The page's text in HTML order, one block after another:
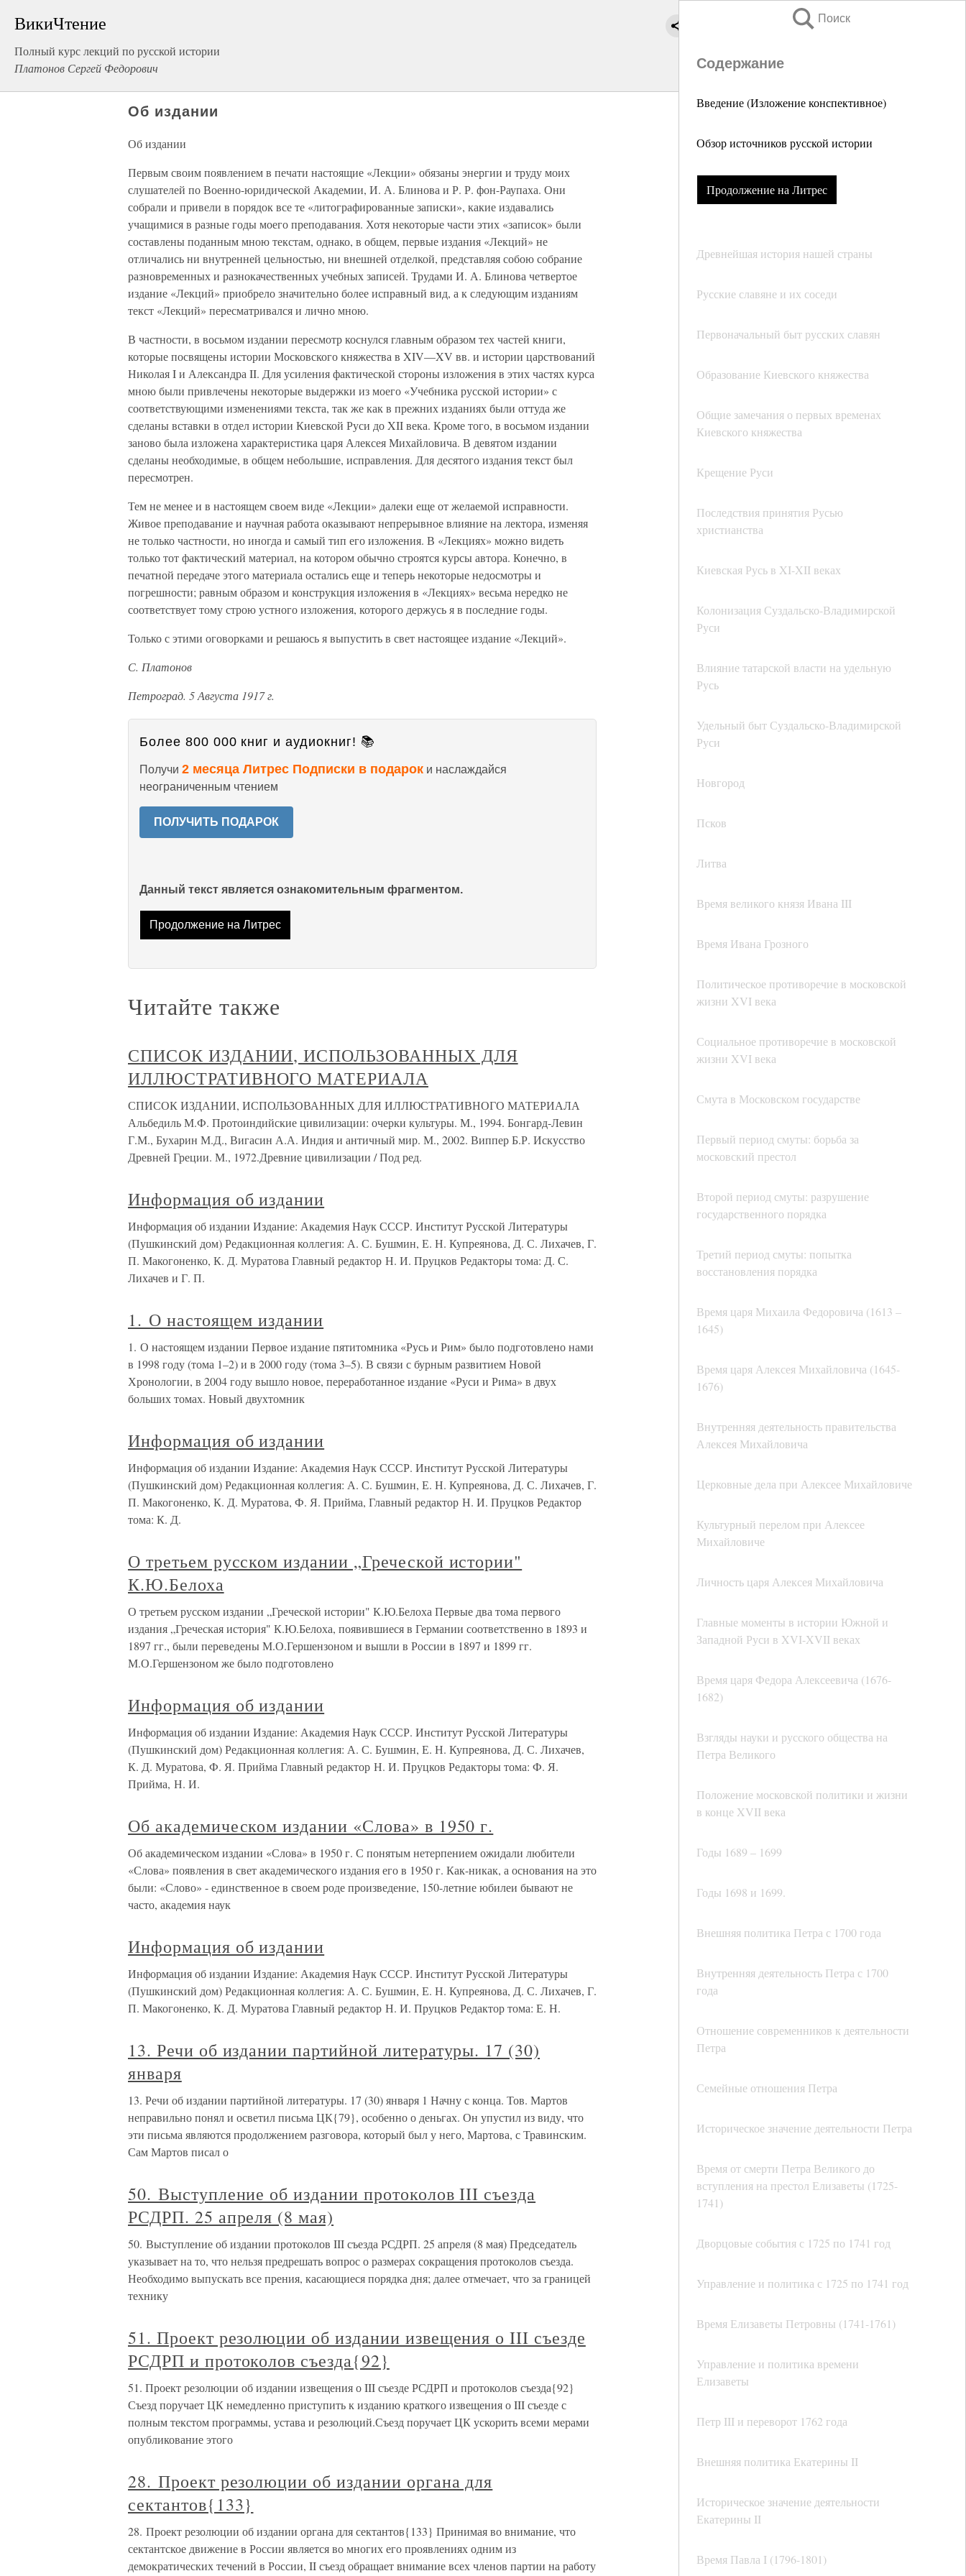
ВикиЧтение
Полный курс лекций по русской истории
Платонов Сергей Федорович
Поиск
Содержание
Введение (Изложение конспективное)
Обзор источников русской истории
Продолжение на Литрес
Древнейшая история нашей страны
Русские славяне и их соседи
Первоначальный быт русских славян
Образование Киевского княжества
Общие замечания о первых временах
Киевского княжества
Крещение Руси
Последствия принятия Русью
христианства
Киевская Русь в XI-XII веках
Колонизация Суздальско-Владимирской
Руси
Влияние татарской власти на удельную
Русь
Удельный быт Суздальско-Владимирской
Руси
Новгород
Псков
Литва
Время великого князя Ивана III
Время Ивана Грозного
Политическое противоречие в московской
жизни XVI века
Социальное противоречие в московской
жизни XVI века
Смута в Московском государстве
Первый период смуты: борьба за
московский престол
Второй период смуты: разрушение
государственного порядка
Третий период смуты: попытка
восстановления порядка
Время царя Михаила Федоровича (1613 –
1645)
Время царя Алексея Михайловича (1645-
1676)
Внутренняя деятельность правительства
Алексея Михайловича
Церковные дела при Алексее Михайловиче
Культурный перелом при Алексее
Михайловиче
Личность царя Алексея Михайловича
Главные моменты в истории Южной и
Западной Руси в XVI-XVII веках
Время царя Федора Алексеевича (1676-
1682)
Взгляды науки и русского общества на
Петра Великого
Положение московской политики и жизни
в конце XVII века
Годы 1689 – 1699
Годы 1698 и 1699.
Внешняя политика Петра с 1700 года
Внутренняя деятельность Петра с 1700
года
Отношение современников к деятельности
Петра
Семейные отношения Петра
Историческое значение деятельности Петра
Время от смерти Петра Великого до
вступления на престол Елизаветы (1725-
1741)
Дворцовые события с 1725 по 1741 год
Управление и политика с 1725 по 1741 год
Время Елизаветы Петровны (1741-1761)
Управление и политика времени
Елизаветы
Петр III и переворот 1762 года
Внешняя политика Екатерины II
Историческое значение деятельности
Екатерины II
Время Павла I (1796-1801)
Об издании
Об издании
Первым своим появлением в печати настоящие «Лекции» обязаны энергии и труду моих
слушателей по Военно-юридической Академии, И. А. Блинова и Р. Р. фон-Раупаха. Они
собрали и привели в порядок все те «литографированные записки», какие издавались
учащимися в разные годы моего преподавания. Хотя некоторые части этих «записок» были
составлены поданным мною текстам, однако, в общем, первые издания «Лекций» не
отличались ни внутренней цельностью, ни внешней отделкой, представляя собою собрание
разновременных и разнокачественных учебных записей. Трудами И. А. Блинова четвертое
издание «Лекций» приобрело значительно более исправный вид, а к следующим изданиям
текст «Лекций» пересматривался и лично мною.
В частности, в восьмом издании пересмотр коснулся главным образом тех частей книги,
которые посвящены истории Московского княжества в XIV—XV вв. и истории царствований
Николая I и Александра II. Для усиления фактической стороны изложения в этих частях курса
мною были привлечены некоторые выдержки из моего «Учебника русской истории» с
соответствующими изменениями текста, так же как в прежних изданиях были оттуда же
сделаны вставки в отдел истории Киевской Руси до XII века. Кроме того, в восьмом издании
заново была изложена характеристика царя Алексея Михайловича. В девятом издании
сделаны необходимые, в общем небольшие, исправления. Для десятого издания текст был
пересмотрен.
Тем не менее и в настоящем своем виде «Лекции» далеки еще от желаемой исправности.
Живое преподавание и научная работа оказывают непрерывное влияние на лектора, изменяя
не только частности, но иногда и самый тип его изложения. В «Лекциях» можно видеть
только тот фактический материал, на котором обычно строятся курсы автора. Конечно, в
печатной передаче этого материала остались еще и теперь некоторые недосмотры и
погрешности; равным образом и конструкция изложения в «Лекциях» весьма нередко не
соответствует тому строю устного изложения, которого держусь я в последние годы.
Только с этими оговорками и решаюсь я выпустить в свет настоящее издание «Лекций».
С. Платонов
Петроград. 5 Августа 1917 г.
Более 800 000 книг и аудиокниг! 📚
Получи 2 месяца Литрес Подписки в подарок и наслаждайся
неограниченным чтением
ПОЛУЧИТЬ ПОДАРОК
Данный текст является ознакомительным фрагментом.
Продолжение на Литрес
Читайте также
СПИСОК ИЗДАНИИ, ИСПОЛЬЗОВАННЫХ ДЛЯ
ИЛЛЮСТРАТИВНОГО МАТЕРИАЛА
СПИСОК ИЗДАНИИ, ИСПОЛЬЗОВАННЫХ ДЛЯ ИЛЛЮСТРАТИВНОГО МАТЕРИАЛА
Альбедиль М.Ф. Протоиндийские цивилизации: очерки культуры. М., 1994. Бонгард-Левин
Г.М., Бухарин М.Д., Вигасин А.А. Индия и античный мир. М., 2002. Виппер Б.Р. Искусство
Древней Греции. М., 1972.Древние цивилизации / Под ред.
Информация об издании
Информация об издании Издание: Академия Наук СССР. Институт Русской Литературы
(Пушкинский дом) Редакционная коллегия: А. С. Бушмин, Е. Н. Купреянова, Д. С. Лихачев, Г.
П. Макогоненко, К. Д. Муратова Главный редактор Н. И. Пруцков Редакторы тома: Д. С.
Лихачев и Г. П.
1. О настоящем издании
1. О настоящем издании Первое издание пятитомника «Русь и Рим» было подготовлено нами
в 1998 году (тома 1–2) и в 2000 году (тома 3–5). В связи с бурным развитием Новой
Хронологии, в 2004 году вышло новое, переработанное издание «Руси и Рима» в двух
больших томах. Новый двухтомник
Информация об издании
Информация об издании Издание: Академия Наук СССР. Институт Русской Литературы
(Пушкинский дом) Редакционная коллегия: А. С. Бушмин, Е. Н. Купреянова, Д. С. Лихачев, Г.
П. Макогоненко, К. Д. Муратова, Ф. Я. Прийма, Главный редактор Н. И. Пруцков Редактор
тома: К. Д.
О третьем русском издании „Греческой истории"
К.Ю.Белоха
О третьем русском издании „Греческой истории" К.Ю.Белоха Первые два тома первого
издания „Греческая история" К.Ю.Белоха, появившиеся в Германии соответственно в 1893 и
1897 гг., были переведены М.О.Гершензоном и вышли в России в 1897 и 1899 гг.
М.О.Гершензоном же было подго­товлено
Информация об издании
Информация об издании Издание: Академия Наук СССР. Институт Русской Литературы
(Пушкинский дом) Редакционная коллегия: А. С. Бушмин, Е. Н. Купреянова, Д. С. Лихачев,
К. Д. Муратова, Ф. Я. Прийма Главный редактор Н. И. Пруцков Редакторы тома: Ф. Я.
Прийма, Н. И.
Об академическом издании «Слова» в 1950 г.
Об академическом издании «Слова» в 1950 г. С понятым нетерпением ожидали любители
«Слова» появления в свет академического издания его в 1950 г. Как-никак, а основания на это
были: «Слово» - единственное в своем роде произведение, 150-летние юбилеи бывают не
часто, академия наук
Информация об издании
Информация об издании Издание: Академия Наук СССР. Институт Русской Литературы
(Пушкинский дом) Редакционная коллегия: А. С. Бушмин, Е. Н. Купреянова, Д. С. Лихачев, Г.
П. Макогоненко, К. Д. Муратова Главный редактор Н. И. Пруцков Редактор тома: Е. Н.
13. Речи об издании партийной литературы. 17 (30)
января
13. Речи об издании партийной литературы. 17 (30) января 1 Начну с конца. Тов. Мартов
неправильно понял и осветил письма ЦК{79}, особенно о деньгах. Он упустил из виду, что
эти письма являются продолжением разговора, который был у него, Мартова, с Травинским.
Сам Мартов писал о
50. Выступление об издании протоколов III съезда
РСДРП. 25 апреля (8 мая)
50. Выступление об издании протоколов III съезда РСДРП. 25 апреля (8 мая) Председатель
указывает на то, что нельзя предрешать вопрос о размерах сокращения протоколов съезда.
Необходимо выпускать все прения, касающиеся порядка дня; далее отмечает, что за границей
технику
51. Проект резолюции об издании извещения о III съезде
РСДРП и протоколов съезда{92}
51. Проект резолюции об издании извещения о III съезде РСДРП и протоколов съезда{92}
Съезд поручает ЦК немедленно приступить к изданию краткого извещения о III съезде с
полным текстом программы, устава и резолюций.Съезд поручает ЦК ускорить всеми мерами
опубликование этого
28. Проект резолюции об издании органа для
сектантов{133}
28. Проект резолюции об издании органа для сектантов{133} Принимая во внимание, что
сектантское движение в России является во многих его проявлениях одним из
демократических течений в России, II съезд обращает внимание всех членов партии на работу